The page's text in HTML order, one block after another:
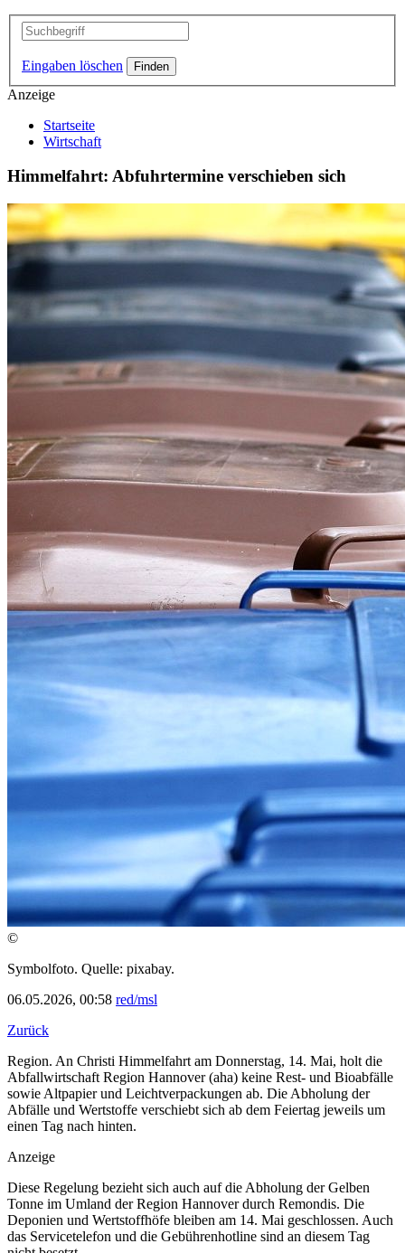
Eingaben löschen
Anzeige
Startseite
Wirtschaft
Himmelfahrt: Abfuhrtermine verschieben sich
©
Symbolfoto. Quelle: pixabay.
06.05.2026, 00:58 red/msl
Zurück
Region. An Christi Himmelfahrt am Donnerstag, 14. Mai, holt die
Abfallwirtschaft Region Hannover (aha) keine Rest- und Bioabfälle
sowie Altpapier und Leichtverpackungen ab. Die Abholung der
Abfälle und Wertstoffe verschiebt sich ab dem Feiertag jeweils um
einen Tag nach hinten.
Anzeige
Diese Regelung bezieht sich auch auf die Abholung der Gelben
Tonne im Umland der Region Hannover durch Remondis. Die
Deponien und Wertstoffhöfe bleiben am 14. Mai geschlossen. Auch
das Servicetelefon und die Gebührenhotline sind an diesem Tag